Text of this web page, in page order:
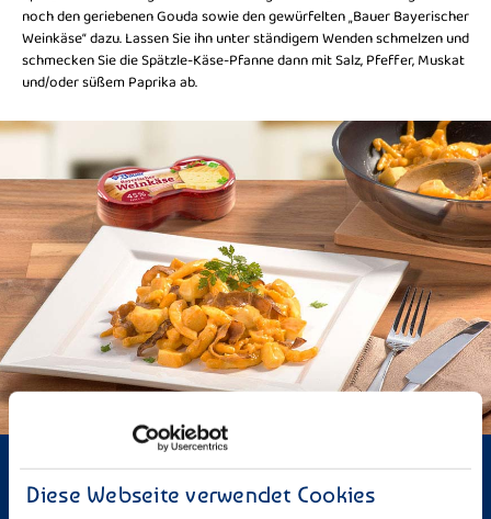
Diese Webseite verwendet Cookies
Schwierigkeit: Mittel Zeitbedarf: ca. 30 Minuten
noch den geriebenen Gouda sowie den gewürfelten „Bauer Bayerischer
Weinkäse“ dazu. Lassen Sie ihn unter ständigem Wenden schmelzen und
schmecken Sie die Spätzle-Käse-Pfanne dann mit Salz, Pfeffer, Muskat
und/oder süßem Paprika ab.